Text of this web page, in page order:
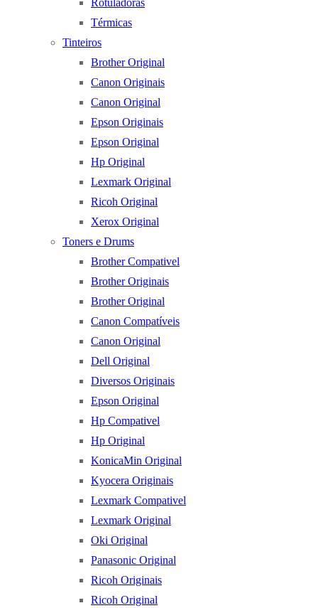
Rotuladoras
Térmicas
Tinteiros
Brother Original
Canon Originais
Canon Original
Epson Originais
Epson Original
Hp Original
Lexmark Original
Ricoh Original
Xerox Original
Toners e Drums
Brother Compativel
Brother Originais
Brother Original
Canon Compatíveis
Canon Original
Dell Original
Diversos Originais
Epson Original
Hp Compativel
Hp Original
KonicaMin Original
Kyocera Originais
Lexmark Compativel
Lexmark Original
Oki Original
Panasonic Original
Ricoh Originais
Ricoh Original